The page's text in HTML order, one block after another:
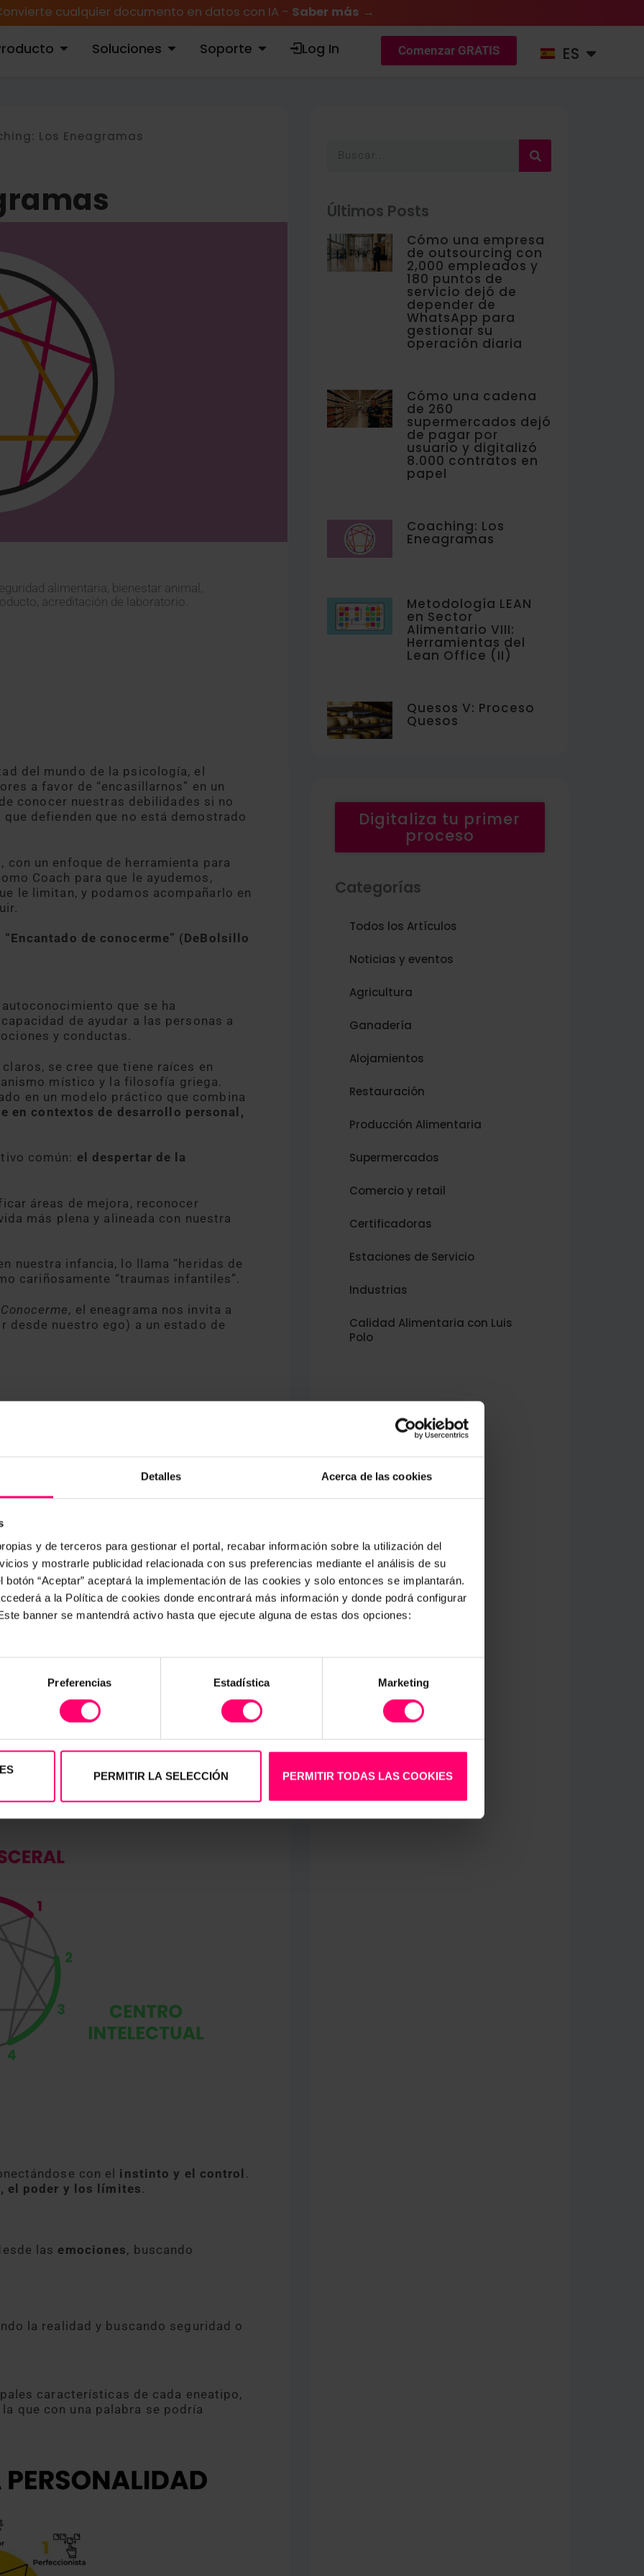
Detalles Acerca de las cookies
y de terceros para gestionar el portal, recabar información sobre la utilización del
y mostrarle publicidad relacionada con sus preferencias mediante el análisis de su
botón “Aceptar” aceptará la implementación de las cookies y solo entonces se implantarán.
a la Política de cookies donde encontrará más información y donde podrá configurar
banner se mantendrá activo hasta que ejecute alguna de estas dos opciones:
Preferencias Estadística Marketing
PERMITIR LA SELECCIÓN PERMITIR TODAS LAS COOKIES
cualquier documento en datos con IA - Saber más →
ABRIR PRODUCTO
Soluciones ABRIR SOLUCIONES
Soporte ABRIR SOPORTELog In Comenzar GRATIS ES
NL
Los Eneagramas
alimentaria, bienestar animal,
acreditación de laboratorio.
Últimos Posts
Cómo una empresa
de outsourcing con
2,000 empleados y
180 puntos de
servicio dejó de
depender de
WhatsApp para
gestionar su
operación diaria
Cómo una cadena
de 260
supermercados dejó
de pagar por
usuario y digitalizó
8.000 contratos en
papel
Coaching: Los
Eneagramas
Metodología LEAN
en Sector
Alimentario VIII:
Herramientas del
Lean Office (II)
Quesos V: Proceso
Quesos
del mundo de la psicología, el
a favor de “encasillarnos” en un
conocer nuestras debilidades si no
defienden que no está demostrado
un enfoque de herramienta para
Coach para que le ayudemos,
le limitan, y podamos acompañarlo en
“Encantado de conocerme” (DeBolsillo
que se ha
de ayudar a las personas a
y conductas.
se cree que tiene raíces en
místico y la filosofía griega.
en un modelo práctico que combina
en contextos de desarrollo personal,
común: el despertar de la
áreas de mejora, reconocer
más plena y alineada con nuestra
nuestra infancia, lo llama “heridas de
cariñosamente “traumas infantiles”.
, el eneagrama nos invita a
desde nuestro ego) a un estado de
básico, con ejemplo del eneatipo 1
4, y centrado hacia el 7.
poseemos aspectos de cada
de ellos.
con el instinto y el control .
el poder y los límites.
las emociones, buscando
la realidad y buscando seguridad o
características de cada eneatipo,
que con una palabra se podría
Digitaliza tu primer
proceso
Categorías
Todos los Artículos
Noticias y eventos
Agricultura
Ganadería
Alojamientos
Restauración
Producción Alimentaria
Supermercados
Comercio y retail
Certificadoras
Estaciones de Servicio
Industrias
Calidad Alimentaria con Luis
Polo